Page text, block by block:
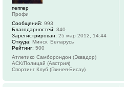
пеппер
Профи
Сообщений: 993
Благодарностей: 340
Зарегистрирован: 25 мар 2012, 14:44
Откуда: Минск, Беларусь
Рейтинг: 500
Атлетико Самборондон (Эквадор)
АСК/Полицай (Австрия)
Спортинг Клуб (Гвинея-Бисау)